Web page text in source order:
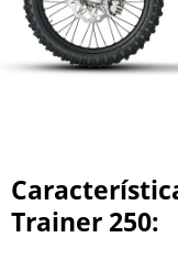
Trainer 250: